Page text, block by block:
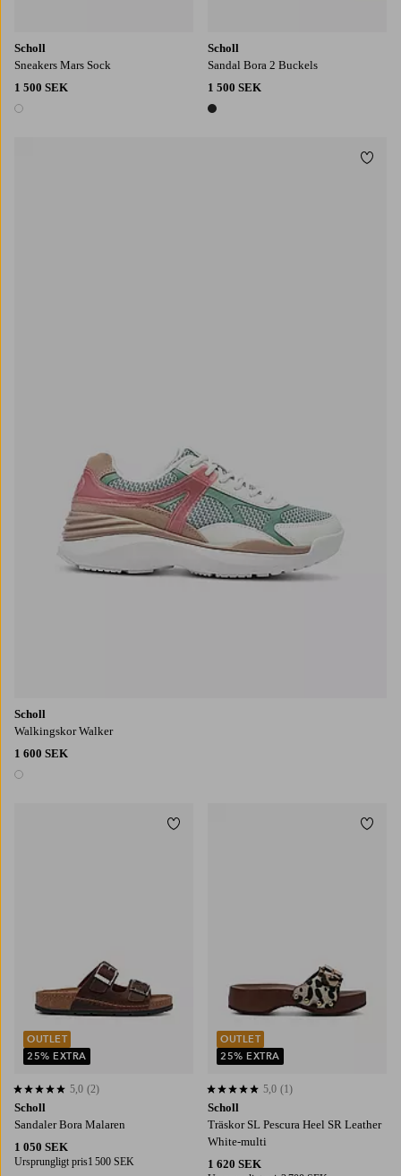
Scholl
Walkingskor Walker
1 600 SEK
1 färg
Scholl
Sneakers Mars Sock
1 500 SEK
1 färg
Scholl
Sandal Bora 2 Buckels
1 500 SEK
1 färg
Scholl
Sandaler Bora Malaren
1 050 SEK
Ursprungligt pris1 500 SEK
5,0 baserat på 2 st betyg
5,0 (2)
OUTLET
25% EXTRA
Lägg till i favoriter
Scholl
Träskor SL Pescura Heel SR Leather
White-multi
1 620 SEK
5,0 baserat på 1 st betyg
5,0 (1)
OUTLET
25% EXTRA